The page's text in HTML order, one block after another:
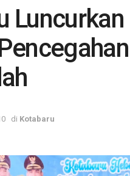
Luncurkan
di Kotabaru